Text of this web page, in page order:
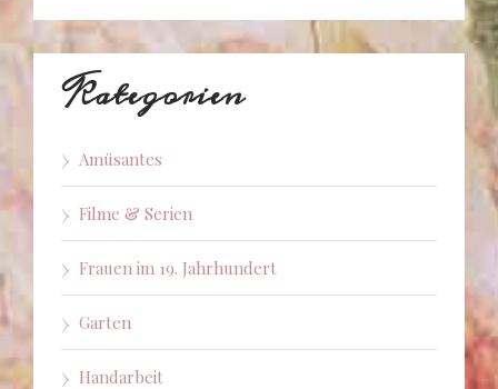
Kategorien
Amüsantes
Filme & Serien
Frauen im 19. Jahrhundert
Garten
Handarbeit